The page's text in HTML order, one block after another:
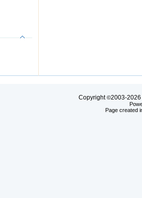
Copyright©2003-2026
Page created